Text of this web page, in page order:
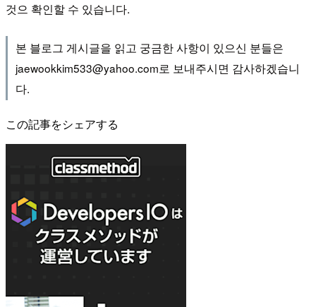
것으 확인할 수 있습니다.
본 블로그 게시글을 읽고 궁금한 사항이 있으신 분들은
jaewookkim533@yahoo.com로 보내주시면 감사하겠습니
다.
この記事をシェアする